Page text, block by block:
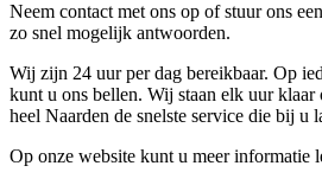
Neem contact met ons op of stuur ons
zo snel mogelijk antwoorden.
Wij zijn 24 uur per dag bereikbaar. Op
kunt u ons bellen. Wij staan elk uur
heel Naarden de snelste service die bij u
Op onze website kunt u meer informatie